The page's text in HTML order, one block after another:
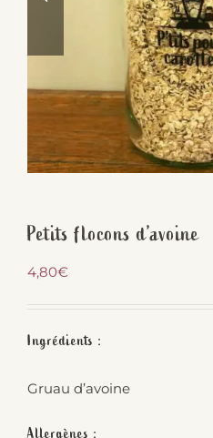
Petits flocons d’avoine
4,80€
Ingrédients :
Gruau d’avoine
Allergènes :